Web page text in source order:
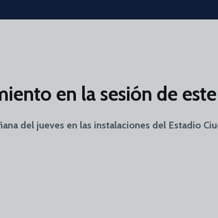
en la sesión de
del jueves en las instalaciones del Estadio